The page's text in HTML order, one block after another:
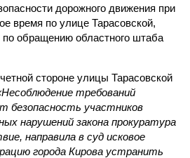
дорожного движения при
время по улице Тарасовской,
по обращению областного штаба
стороне улицы Тарасовской
требований
безопасность участников
нарушений закона прокуратура
направила в суд исковое
города Кирова устранить